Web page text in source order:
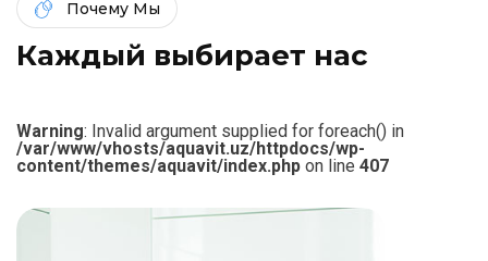
Почему Мы
Каждый выбирает нас
Warning: Invalid argument supplied for foreach() in
/var/www/vhosts/aquavit.uz/httpdocs/wp-
content/themes/aquavit/index.php on line 407